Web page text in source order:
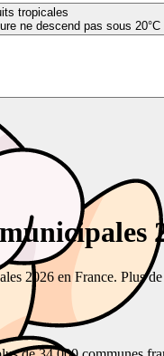
tropicales
ne descend pas sous 20°C
2026 en France. Plus